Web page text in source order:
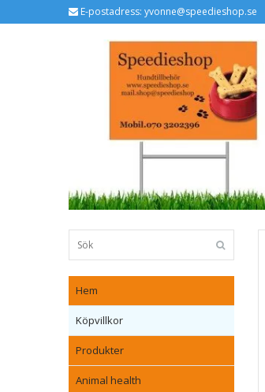
E-postadress: yvonne@speedieshop.se
Hem
Köpvillkor
Produkter
Animal health